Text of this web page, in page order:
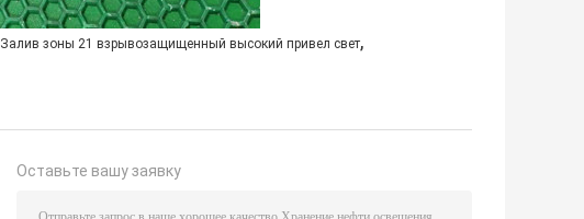
Залив зоны 21 взрывозащищенный высокий привел свет,
Оставьте вашу заявку